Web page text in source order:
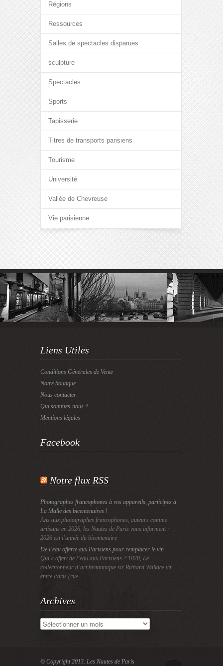
Régions
Ressources
Salles de spectacles disparues
sculpture
Spectacles
Sports
Tapisserie
Titres de transports parisiens
Tourisme
Université
Vallée de Chevreuse
Vie parisienne
Liens Utiles
Conditions Générales de Vente
Notre boutique
Nous contacter
Qui sommes-nous ?
Mentions légales
Facebook
Notre flux RSS
Photographes francophones à vos appareils, participez à
La Malle des bicentenaires !
Avis aux photographes francophones, auteurs comme
artisans en 2026, les Nautes de Paris vous informent :
2026 est l’année du bicentenaire
De l’eau offerte aux Parisiens pour remplacer le vin
Qui a offert de l’eau aux Parisiens ? 1870, Le
collectionneur d’art britannique sir Richard Wallace vit
entre Paris (rue
Archives
Archives
© Copyright 2013. Les Nautes de Paris